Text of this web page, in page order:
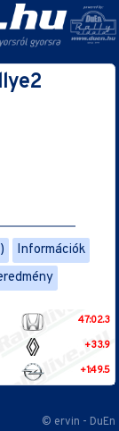
Információk
47:02.3
+33.9
+1:49.5
© ervin - DuEn